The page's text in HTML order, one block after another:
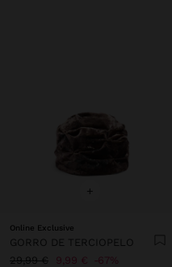
+
Online Exclusive
GORRO DE TERCIOPELO
29,99 €
9,99 € 67%